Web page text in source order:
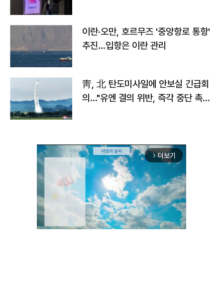
이란·오만, 호르무즈 '중앙항로 통항'
추진…입항은 이란 관리
靑, 北 탄도미사일에 안보실 긴급회
의…"유엔 결의 위반, 즉각 중단 촉
arrow_forward_ios 더보기